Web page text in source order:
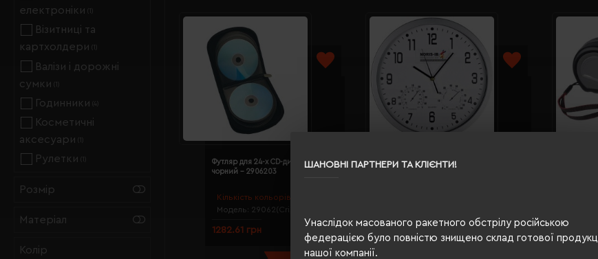
ШАНОВНІ ПАРТНЕРИ ТА КЛІЄНТИ!
Унаслідок масованого ракетного обстрілу російською
федерацією було повністю знищено склад готової
нашої компанії.
електроніки
Візитниці та
картхолдери
Валізи і дорожні
сумки
Годинники (4)
Косметичні
аксесуари
Рулетки
Розмір
Матеріал
Колір
Кількість кольорів:
Модель: 29062(CrisMa)
Футляр для 24-х CD-дисків Macma
чорний - 2906203
1282.61 грн
термометром і гідрометром CrisMa
1291.21 грн